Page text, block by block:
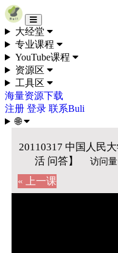
Skip to content
大经堂
专业课程
YouTube课程
资源区
工具区
海量资源下载
注册 登录 联系Buli
🌐
20110317 中国人民
活 问答】
访问量
« 上一课